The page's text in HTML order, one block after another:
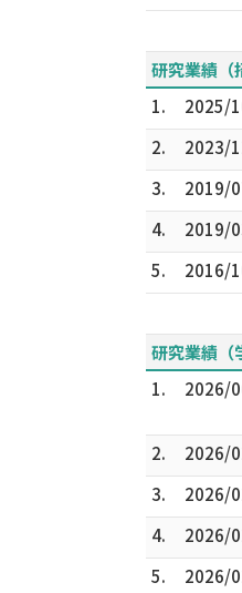
研究業績（
1.
2025/
2.
2023/
3.
2019/
4.
2019/
5.
2016/
研究業績（
1.
2026/
2.
2026/
3.
2026/
4.
2026/
5.
2026/